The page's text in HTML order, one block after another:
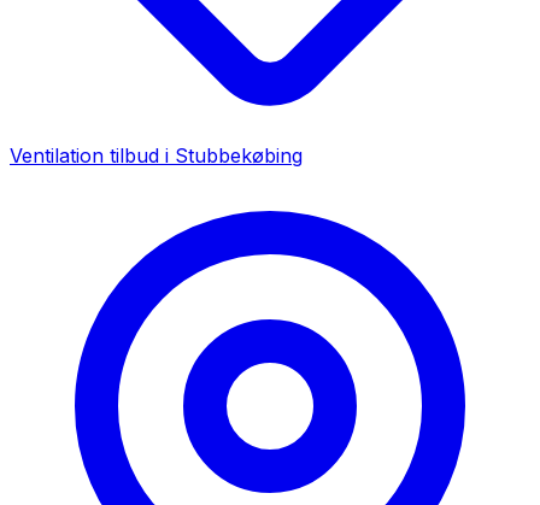
Ventilation tilbud i Stubbekøbing